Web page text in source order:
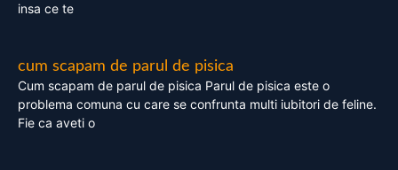
insa ce te
cum scapam de parul de pisica
Cum scapam de parul de pisica Parul de pisica este o
problema comuna cu care se confrunta multi iubitori de feline.
Fie ca aveti o